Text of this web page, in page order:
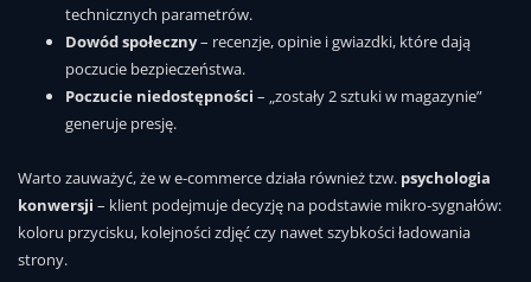
technicznych parametrów.
Dowód społeczny– recenzje, opinie i gwiazdki, które dają
poczucie bezpieczeństwa.
Poczucie niedostępności – „zostały 2 sztuki w magazynie”
generuje presję.
Warto zauważyć, że w e-commerce działa również tzw. psychologia
konwersji – klient podejmuje decyzję na podstawie mikro-sygnałów:
koloru przycisku, kolejności zdjęć czy nawet szybkości ładowania
strony.